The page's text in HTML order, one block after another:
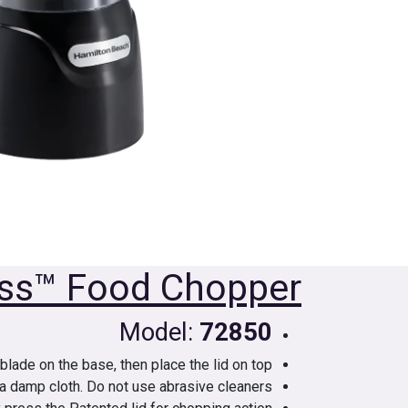
Food Chopper
Model: 72850
on the base, then place the lid on top.
cloth. Do not use abrasive cleaners